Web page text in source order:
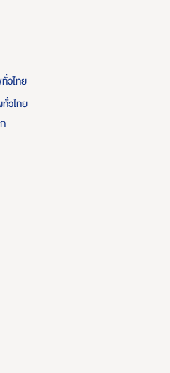
วไทย
วไทย